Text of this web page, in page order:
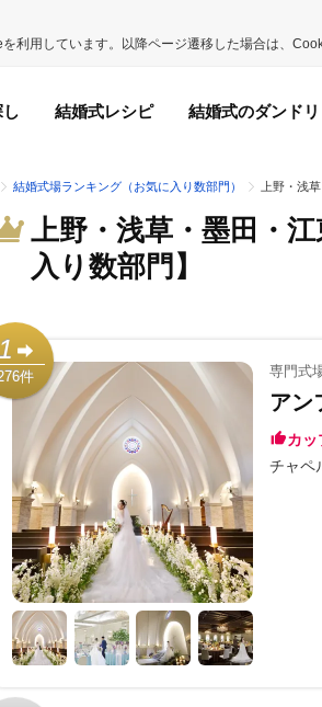
利用しています。以降ページ遷移した場合は、
結婚式レシピ 結婚式のダンドリ
結婚式場ランキング（お気に入り数部門） 上野・浅
上野・浅草・墨田・
入り数部門】
件 専門式
アン
カッ
チャペ